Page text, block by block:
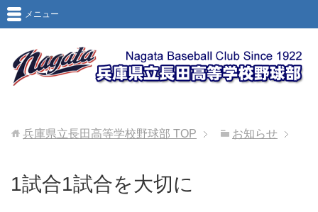
メニュー
兵庫県立長田高等学校野球部 TOP お知らせ
1試合1試合を大切に